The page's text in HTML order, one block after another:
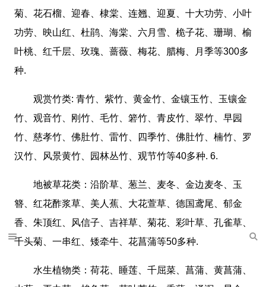
菊、花石榴、迎春、棣棠、连翘、迎夏、十大功劳、小叶
功劳、映山红、杜鹃、海棠、六月雪、桅子花、珊瑚、榆
叶桃、红千层、玫瑰、蔷薇、梅花、腊梅、月季等300多
种.
观赏竹类: 青竹、紫竹、黄金竹、金镶玉竹、玉镶金
竹、观音竹、刚竹、毛竹、箬竹、青皮竹、翠竹、早园
竹、慈孝竹、佛肚竹、雷竹、四季竹、佛肚竹、楠竹、罗
汉竹、风景黄竹、园林丛竹、观节竹等40多种. 6.
地被草花类：沿阶草、葱兰、麦冬、金边麦冬、玉
簪、红花酢浆草、美人蕉、大花萱草、德国鸢尾、郁金
香、朱顶红、风信子、吉祥草、菊花、彩叶草、孔雀草、
千头菊、一串红、矮牵牛、花菖蒲等50多种.
水生植物类：荷花、睡莲、千屈菜、菖蒲、黄菖蒲、